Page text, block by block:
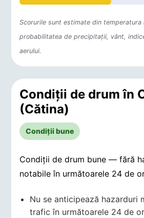
Scorurile sunt estimate din temperatura
probabilitatea de precipitații, vânt,
aerului.
Condiții de drum în
(Cătina)
Condiții bune
Condiții de drum bune — fără
notabile în următoarele 24 de
Nu se anticipează hazarduri
trafic în următoarele 24 de